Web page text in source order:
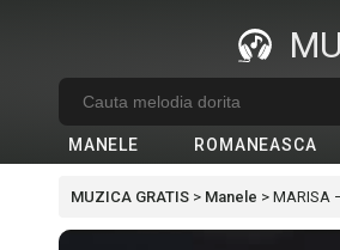
MANELE ROMANEASCA
MUZICA GRATIS > Manele > MARISA